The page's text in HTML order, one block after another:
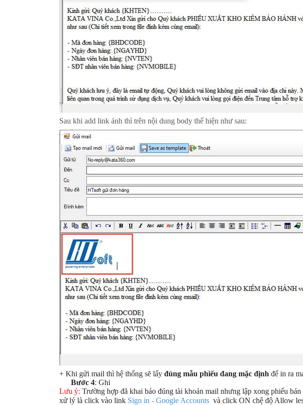
Sau khi add link ảnh thì trên nội dung body thể hiện như sau:
+ Khi gửi mail thì hệ thống sẽ lấy đúng mẫu phiếu đang mặc định để in ra
Bước 4: Ghi
Lưu ý: Trường hợp đã khai báo đúng tài khoản mail nhưng lập xong phiếu
xử lý là click vào link Sign in - Google Accounts và click ON chệ độ Allow